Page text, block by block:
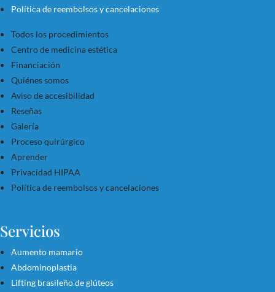
Política de reembolsos y cancelaciones
Todos los procedimientos
Centro de medicina estética
Financiación
Quiénes somos
Aviso de accesibilidad
Reseñas
Galería
Proceso quirúrgico
Aprender
Privacidad HIPAA
Política de reembolsos y cancelaciones
Servicios
Aumento mamario
Abdominoplastia
Lifting brasileño de glúteos